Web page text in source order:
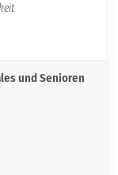
und Senioren